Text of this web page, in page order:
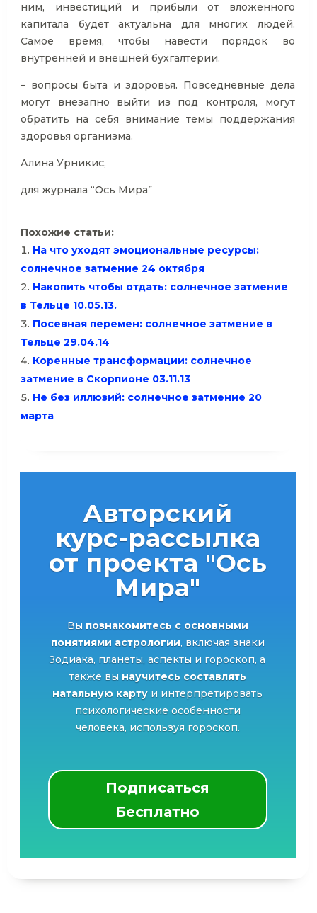
ним, инвестиций и прибыли от вложенного
капитала будет актуальна для многих людей.
Самое время, чтобы навести порядок во
внутренней и внешней бухгалтерии.
– вопросы быта и здоровья. Повседневные дела
могут внезапно выйти из под контроля, могут
обратить на себя внимание темы поддержания
здоровья организма.
Алина Урникис,
для журнала “Ось Мира”
Похожие статьи:
На что уходят эмоциональные ресурсы:
солнечное затмение 24 октября
Накопить чтобы отдать: солнечное затмение
в Тельце 10.05.13.
Посевная перемен: солнечное затмение в
Тельце 29.04.14
Коренные трансформации: солнечное
затмение в Скорпионе 03.11.13
Не без иллюзий: солнечное затмение 20
марта
Авторский
курс-рассылка
от проекта "Ось
Мира"
Вы познакомитесь с основными
понятиями астрологии, включая знаки
Зодиака, планеты, аспекты и гороскоп, а
также вы научитесь составлять
натальную карту и интерпретировать
психологические особенности
человека, используя гороскоп.
Подписаться
Бесплатно